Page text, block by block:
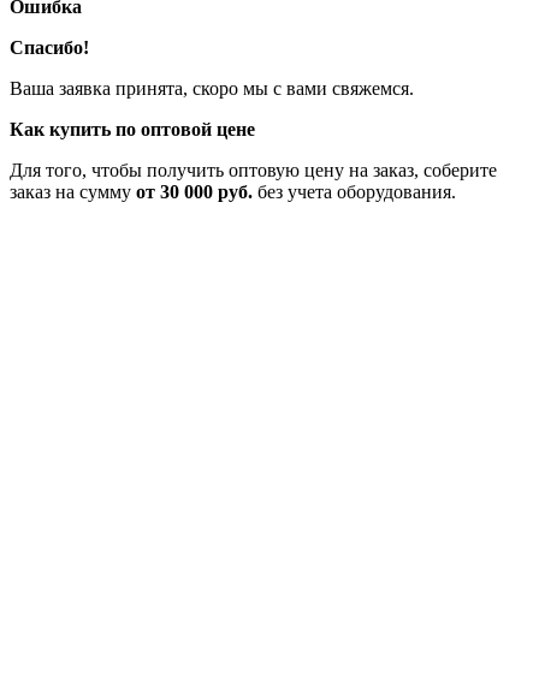
Ошибка
Спасибо!
Ваша заявка принята, скоро мы с вами свяжемся.
Как купить по оптовой цене
Для того, чтобы получить оптовую цену на заказ, соберите
заказ на сумму от 30 000 руб. без учета оборудования.